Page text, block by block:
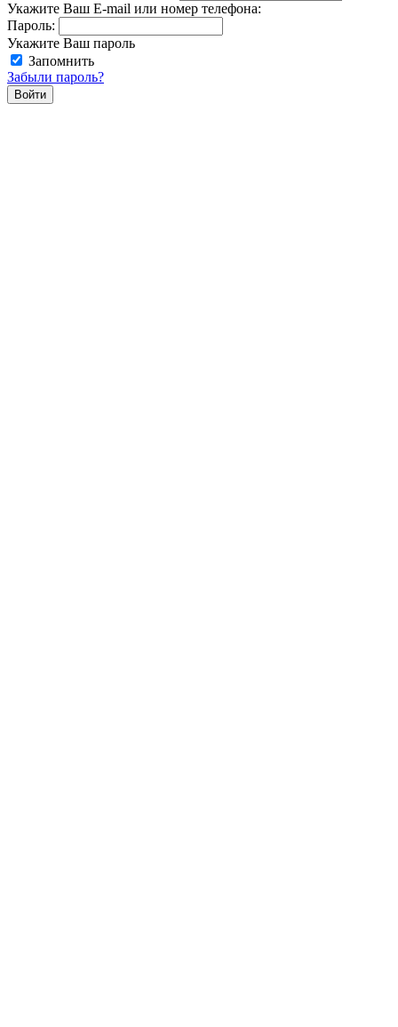
Укажите Ваш E-mail или номер телефона:
Пароль:
Укажите Ваш пароль
Запомнить
Забыли пароль?